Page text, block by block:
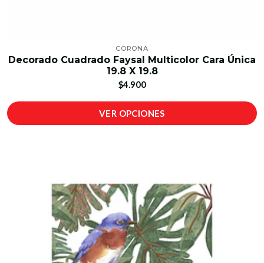
CORONA
Decorado Cuadrado Faysal Multicolor Cara Única
19.8 X 19.8
$4.900
VER OPCIONES